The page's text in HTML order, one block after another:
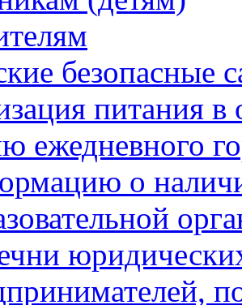
безопасные
питания в
ежедневного
о